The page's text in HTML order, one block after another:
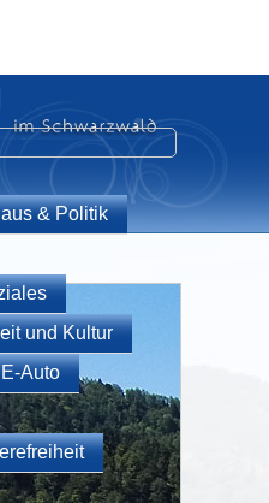
& Politik
und Kultur
E-Auto